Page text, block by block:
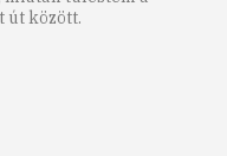
út között.